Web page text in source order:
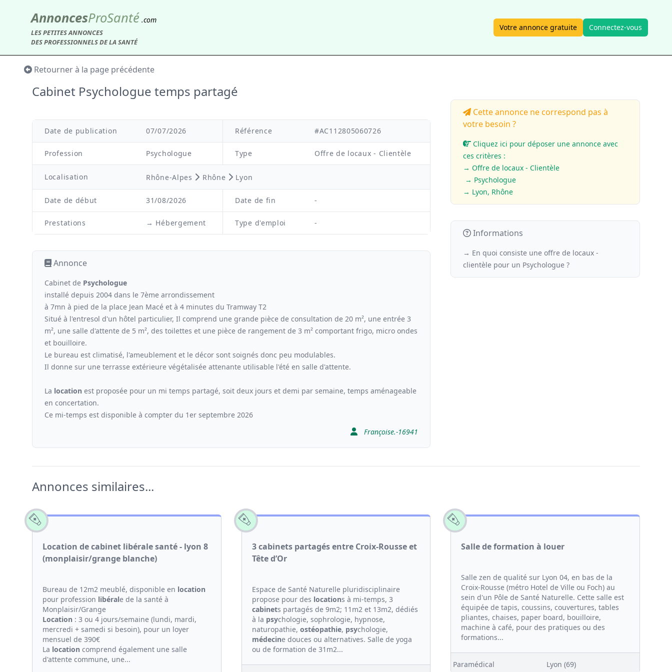
AnnoncesProSanté .com
LES PETITES ANNONCES
DES PROFESSIONNELS DE LA SANTÉ
Votre annonce gratuite Connectez-vous
Retourner à la page précédente
Cabinet Psychologue temps partagé
Date de publication 07/07/2026 Référence #AC112805060726
Profession Psychologue Type Offre de locaux - Clientèle
Localisation Rhône-Alpes Rhône Lyon
Date de début 31/08/2026 Date de fin -
Prestations → Hébergement Type d'emploi -
Annonce
Cabinet de Psychologue
installé depuis 2004 dans le 7ème arrondissement
à 7mn à pied de la place Jean Macé et à 4 minutes du Tramway T2
Situé à l'entresol d'un hôtel particulier, Il comprend une grande pièce de consultation de 20 m², une entrée 3
m², une salle d'attente de 5 m², des toilettes et une pièce de rangement de 3 m² comportant frigo, micro ondes
et bouilloire.
Le bureau est climatisé, l'ameublement et le décor sont soignés donc peu modulables.
Il donne sur une terrasse extérieure végétalisée attenante utilisable l'été en salle d'attente.
La location est proposée pour un mi temps partagé, soit deux jours et demi par semaine, temps aménageable
en concertation.
Ce mi-temps est disponible à compter du 1er septembre 2026
Françoise.-16941
Cette annonce ne correspond pas à
votre besoin ?
Cliquez ici pour déposer une annonce avec
ces critères :
→ Offre de locaux - Clientèle
→ Psychologue
→ Lyon, Rhône
Informations
→ En quoi consiste une offre de locaux -
clientèle pour un Psychologue ?
Annonces similaires...
Location de cabinet libérale santé - lyon 8
(monplaisir/grange blanche)
Bureau de 12m2 meublé, disponible en location
pour profession libérale de la santé à
Monplaisir/Grange
Location : 3 ou 4 jours/semaine (lundi, mardi,
mercredi + samedi si besoin), pour un loyer
mensuel de 390€
La location comprend également une salle
d'attente commune, une...
3 cabinets partagés entre Croix-Rousse et
Tête d’Or
Espace de Santé Naturelle pluridisciplinaire
propose pour des locations à mi-temps, 3
cabinets partagés de 9m2; 11m2 et 13m2, dédiés
à la psychologie, sophrologie, hypnose,
naturopathie, ostéopathie, psychologie,
médecine douces ou alternatives. Salle de yoga
ou de formation de 31m2...
Salle de formation à louer
Salle zen de qualité sur Lyon 04, en bas de la
Croix-Rousse (métro Hotel de Ville ou Foch) au
sein d'un Pôle de Santé Naturelle. Cette salle est
équipée de tapis, coussins, couvertures, tables
pliantes, chaises, paper board, bouilloire,
machine à café, pour des pratiques ou des
formations...
Paramédical Lyon (69)